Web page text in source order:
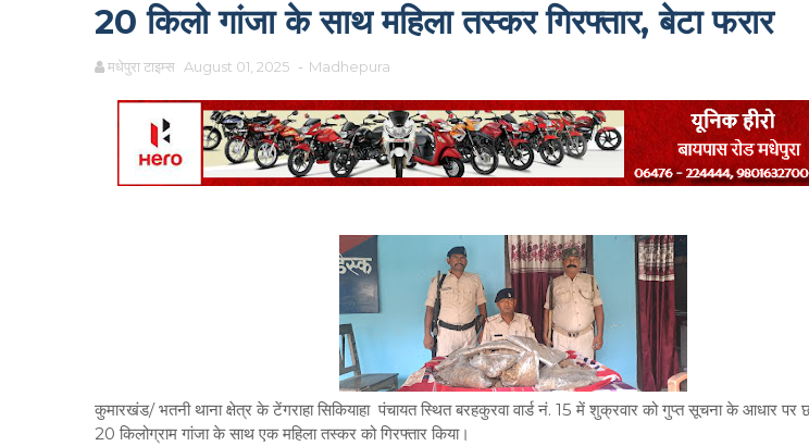
20 किलो गांजा के साथ महिला तस्कर गिरफ्तार, बेटा फरार
मधेपुरा टाइम्स August 01, 2025 - Madhepura
कुमारखंड/ भतनी थाना क्षेत्र के टेंगराहा सिकियाहा पंचायत स्थित बरहकुरवा वार्ड नं. 15 में शुक्रवार को गुप्त सूचना के आधार पर
20 किलोग्राम गांजा के साथ एक महिला तस्कर को गिरफ्तार किया।